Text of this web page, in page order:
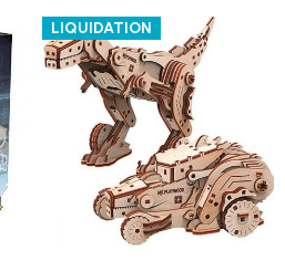
LIQUIDATION